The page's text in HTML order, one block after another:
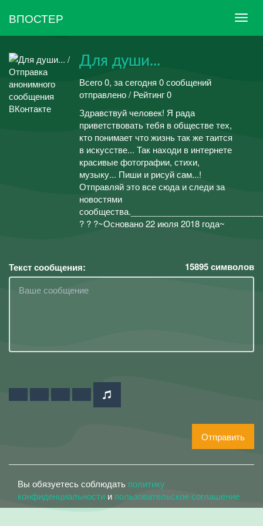
ВПОСТЕР
Для души...
Всего 0, за сегодня 0 сообщений
отправлено / Рейтинг 0
Здравствуй человек! Я рада
приветствовать тебя в обществе тех,
кто понимает что жизнь так же таится
в искусстве... Так находи в интернете
красивые фотографии, стихи,
музыку... Пиши и рисуй сам...!
Отправляй это все сюда и следи за
новостями
? ? ?~Основано 22 июля 2018 года~
Текст сообщения: 15895символов
Отправить
Вы обязуетесь соблюдать политику
конфиденциальности и пользовательское соглашение